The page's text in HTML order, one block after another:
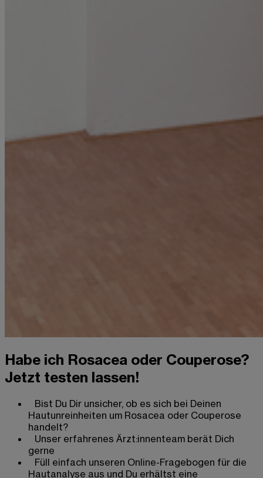
Habe ich Rosacea oder Couperose?
Jetzt testen lassen!
Bist Du Dir unsicher, ob es sich bei Deinen
Hautunreinheiten um Rosacea oder Couperose
handelt?
Unser erfahrenes Ärzt:innenteam berät Dich
gerne
Füll einfach unseren Online-Fragebogen für die
Hautanalyse aus und Du erhältst eine